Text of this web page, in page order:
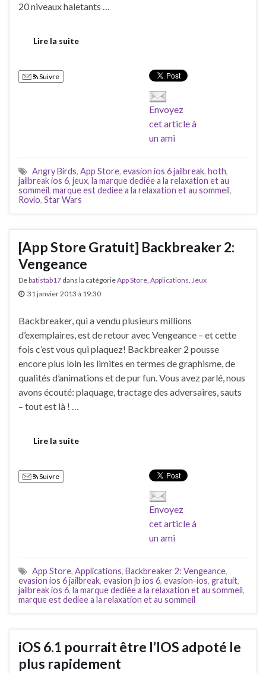
20 niveaux haletants …
Lire la suite
Suivre
Envoyez
cet article à
un ami
Angry Birds, App Store, evasion ios 6 jailbreak, hoth,
jailbreak ios 6, jeux, la marque dediée a la relaxation et au
sommeil, marque est dediee a la relaxation et au sommeil,
Rovio, Star Wars
[App Store Gratuit] Backbreaker 2:
Vengeance
Debatistab17 dans la catégorieApp Store, Applications, Jeux
31 janvier 2013 à 19:30
Backbreaker, qui a vendu plusieurs millions
d’exemplaires, est de retour avec Vengeance – et cette
fois c’est vous qui plaquez! Backbreaker 2 pousse
encore plus loin les limites en termes de graphisme, de
qualités d’animations et de pur fun. Vous avez parlé, nous
avons écouté: plaquage, tractage des adversaires, sauts
– tout est là ! …
Lire la suite
Suivre
Envoyez
cet article à
un ami
App Store, Applications, Backbreaker 2: Vengeance,
evasion ios 6 jailbreak, evasion jb ios 6, evasion-ios, gratuit,
jailbreak ios 6, la marque dediée a la relaxation et au sommeil,
marque est dediee a la relaxation et au sommeil
iOS 6.1 pourrait être l’IOS adpoté le
plus rapidement